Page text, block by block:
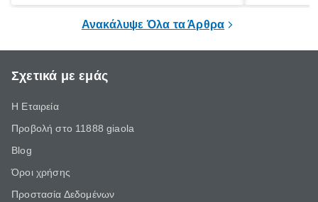
Ανακάλυψε Όλα τα Άρθρα
Σχετικά με εμάς
Η Εταιρεία
Προβολή στο 11888 giaola
Blog
Όροι χρήσης
Προστασία Δεδομένων